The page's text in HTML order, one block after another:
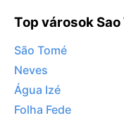
Top városok
São Tomé
Neves
Água Izé
Folha Fede